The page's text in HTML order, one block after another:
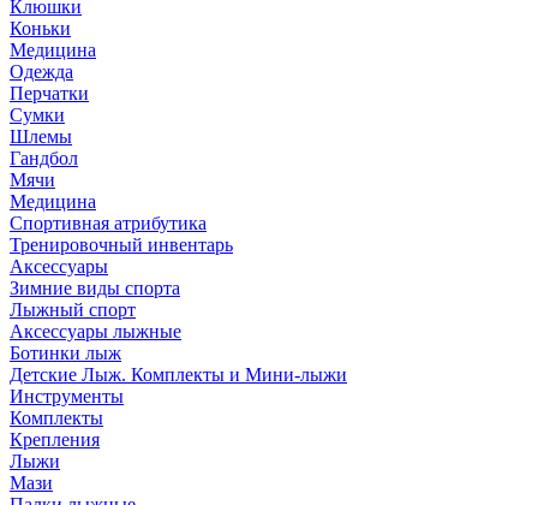
Клюшки
Коньки
Медицина
Одежда
Перчатки
Сумки
Шлемы
Гандбол
Мячи
Медицина
Спортивная атрибутика
Тренировочный инвентарь
Аксессуары
Зимние виды спорта
Лыжный спорт
Аксессуары лыжные
Ботинки лыж
Детские Лыж. Комплекты и Мини-лыжи
Инструменты
Комплекты
Крепления
Лыжи
Мази